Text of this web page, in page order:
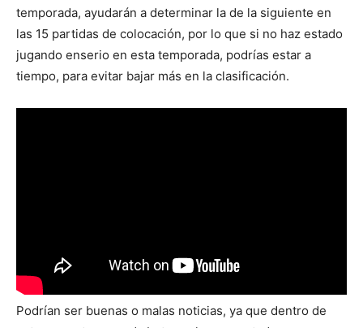
temporada, ayudarán a determinar la de la siguiente en
las 15 partidas de colocación, por lo que si no haz estado
jugando enserio en esta temporada, podrías estar a
tiempo, para evitar bajar más en la clasificación.
Podrían ser buenas o malas noticias, ya que dentro de